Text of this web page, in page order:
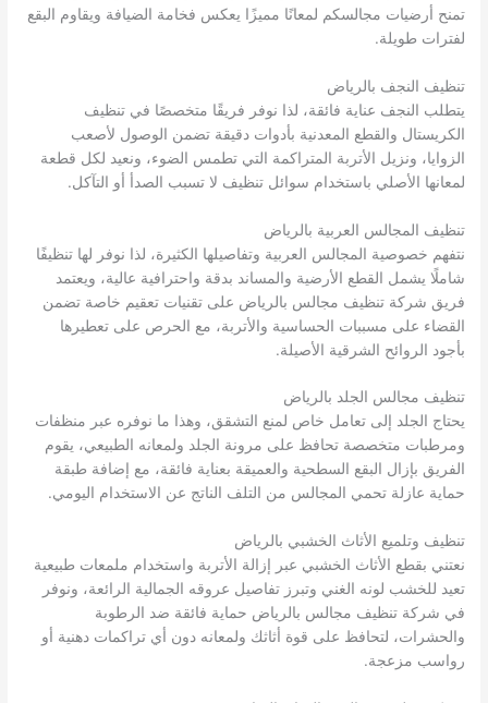
تمنح أرضيات مجالسكم لمعانًا مميزًا يعكس فخامة الضيافة ويقاوم البقع
لفترات طويلة.
تنظيف النجف بالرياض
يتطلب النجف عناية فائقة، لذا نوفر فريقًا متخصصًا في تنظيف
الكريستال والقطع المعدنية بأدوات دقيقة تضمن الوصول لأصعب
الزوايا، ونزيل الأتربة المتراكمة التي تطمس الضوء، ونعيد لكل قطعة
لمعانها الأصلي باستخدام سوائل تنظيف لا تسبب الصدأ أو التآكل.
تنظيف المجالس العربية بالرياض
نتفهم خصوصية المجالس العربية وتفاصيلها الكثيرة، لذا نوفر لها تنظيفًا
شاملًا يشمل القطع الأرضية والمساند بدقة واحترافية عالية، ويعتمد
فريق شركة تنظيف مجالس بالرياض على تقنيات تعقيم خاصة تضمن
القضاء على مسببات الحساسية والأتربة، مع الحرص على تعطيرها
بأجود الروائح الشرقية الأصيلة.
تنظيف مجالس الجلد بالرياض
يحتاج الجلد إلى تعامل خاص لمنع التشقق، وهذا ما نوفره عبر منظفات
ومرطبات متخصصة تحافظ على مرونة الجلد ولمعانه الطبيعي، يقوم
الفريق بإزال البقع السطحية والعميقة بعناية فائقة، مع إضافة طبقة
حماية عازلة تحمي المجالس من التلف الناتج عن الاستخدام اليومي.
تنظيف وتلميع الأثاث الخشبي بالرياض
نعتني بقطع الأثاث الخشبي عبر إزالة الأتربة واستخدام ملمعات طبيعية
تعيد للخشب لونه الغني وتبرز تفاصيل عروقه الجمالية الرائعة، ونوفر
في شركة تنظيف مجالس بالرياض حماية فائقة ضد الرطوبة
والحشرات، لتحافظ على قوة أثاثك ولمعانه دون أي تراكمات دهنية أو
رواسب مزعجة.